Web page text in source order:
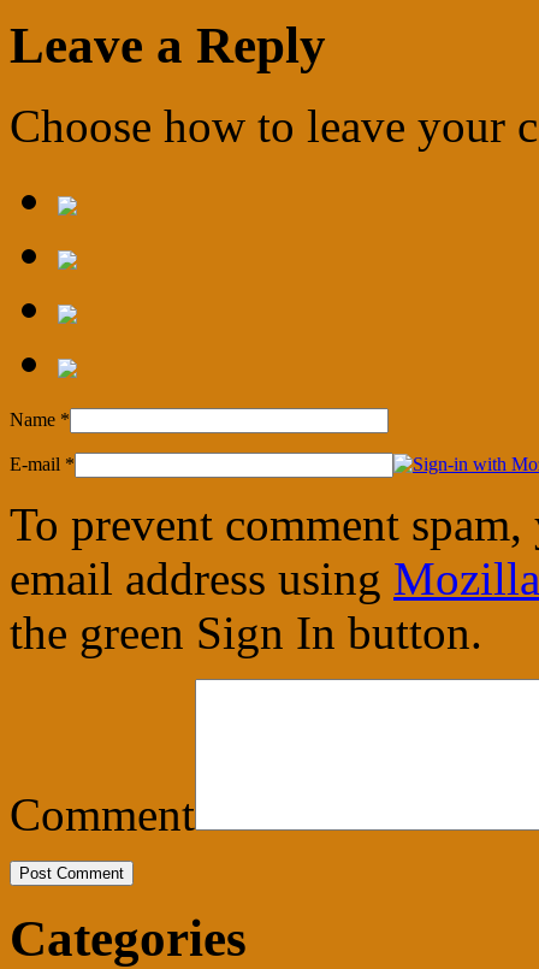
Leave a Reply
Choose how to leave your
Name *
E-mail *
To prevent comment
email address using
the green Sign In button.
Comment
Categories